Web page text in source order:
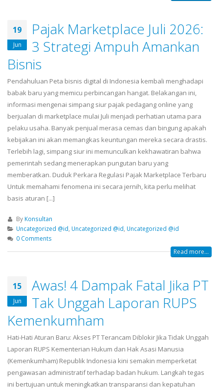
19
Jun
Pajak Marketplace Juli 2026:
3 Strategi Ampuh Amankan
Bisnis
Pendahuluan Peta bisnis digital di Indonesia kembali menghadapi
babak baru yang memicu perbincangan hangat. Belakangan ini,
informasi mengenai simpang siur pajak pedagang online yang
berjualan di marketplace mulai Juli menjadi perhatian utama para
pelaku usaha. Banyak penjual merasa cemas dan bingung apakah
kebijakan ini akan memangkas keuntungan mereka secara drastis.
Terlebih lagi, simpang siur ini memunculkan kekhawatiran bahwa
pemerintah sedang menerapkan pungutan baru yang
memberatkan. Duduk Perkara Regulasi Pajak Marketplace Terbaru
Untuk memahami fenomena ini secara jernih, kita perlu melihat
basis aturan [...]
By Konsultan
Uncategorized @id Uncategorized @id Uncategorized @id
0 Comments
Read more...
15
Jun
Awas! 4 Dampak Fatal Jika PT
Tak Unggah Laporan RUPS
Kemenkumham
Hati-Hati Aturan Baru: Akses PT Terancam Diblokir Jika Tidak Unggah
Laporan RUPS Kementerian Hukum dan Hak Asasi Manusia
(Kemenkumham) Republik Indonesia kini semakin memperketat
pengawasan administratif terhadap badan hukum. Langkah tegas
ini bertujuan untuk meningkatkan transparansi dan kepatuhan